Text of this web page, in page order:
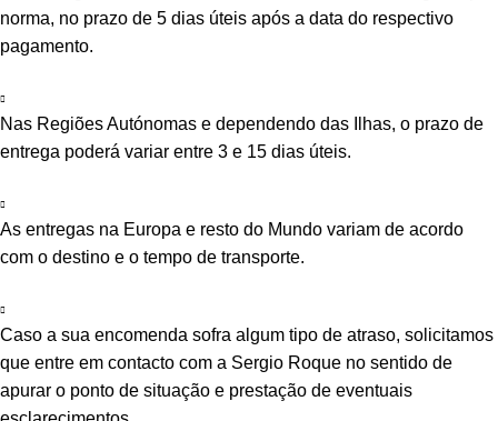
norma, no prazo de 5 dias úteis após a data do respectivo
pagamento.
Nas Regiões Autónomas e dependendo das Ilhas, o prazo de
entrega poderá variar entre 3 e 15 dias úteis.
As entregas na Europa e resto do Mundo variam de acordo
com o destino e o tempo de transporte.
Caso a sua encomenda sofra algum tipo de atraso, solicitamos
que entre em contacto com a Sergio Roque no sentido de
apurar o ponto de situação e prestação de eventuais